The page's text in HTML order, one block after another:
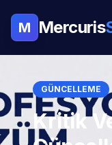
M Mercuris
GÜNCELLEME
Kritik